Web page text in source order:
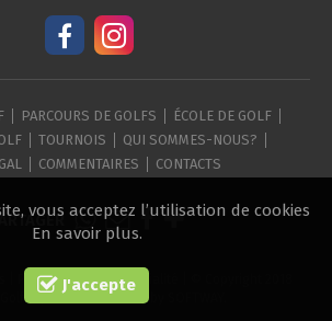
PARCOURS DE GOLFS
ÉCOLE DE GOLF
TOURNOIS
QUI SOMMES-NOUS?
COMMENTAIRES CONTACTS
Politique de confidentialité
Golf Experience. Created by
vous acceptez l’utilisation de cookies
En savoir plus.
J'accepte